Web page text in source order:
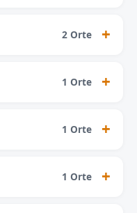
2 Orte
1 Orte
1 Orte
1 Orte